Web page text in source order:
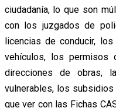
ciudadanía, lo que son
con los juzgados de
licencias de conducir,
vehículos, los permisos
direcciones de obras,
vulnerables, los
que ver con las Fichas